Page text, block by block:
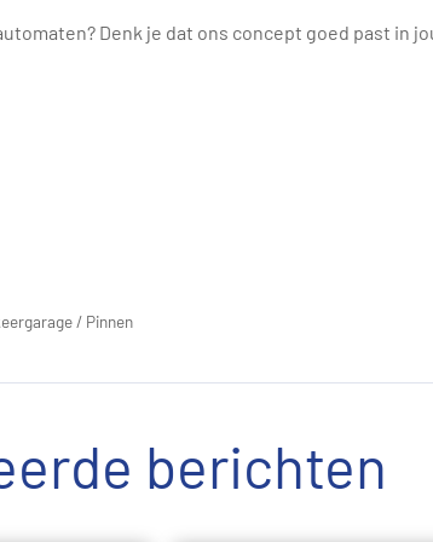
Denk je dat ons concept goed past in
/ Pinnen
berichten